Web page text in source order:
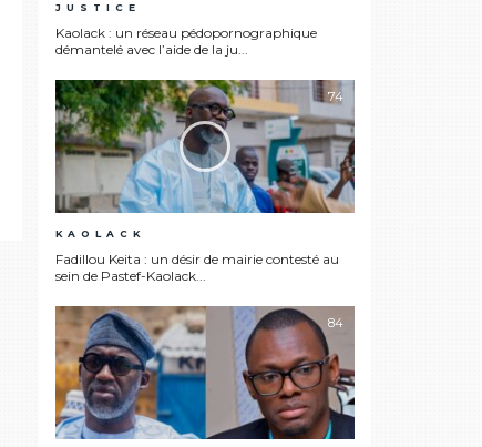
JUSTICE
Kaolack : un réseau pédopornographique
démantelé avec l’aide de la ju...
74
KAOLACK
Fadillou Keita : un désir de mairie contesté au
sein de Pastef-Kaolack...
84